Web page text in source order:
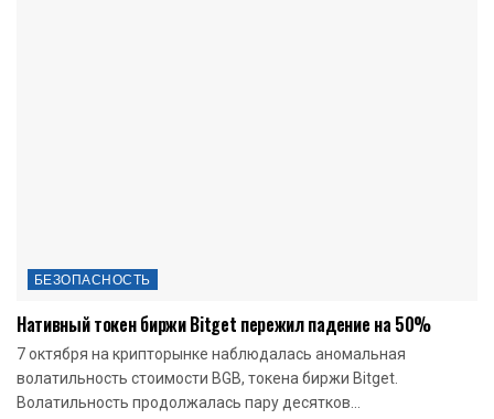
БЕЗОПАСНОСТЬ
Нативный токен биржи Bitget пережил падение на 50%
7 октября на крипторынке наблюдалась аномальная
волатильность стоимости BGB, токена биржи Bitget.
Волатильность продолжалась пару десятков...